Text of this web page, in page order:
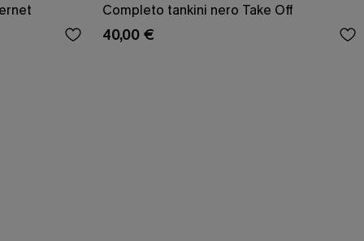
Completo tankini nero Take Off
40,00 €